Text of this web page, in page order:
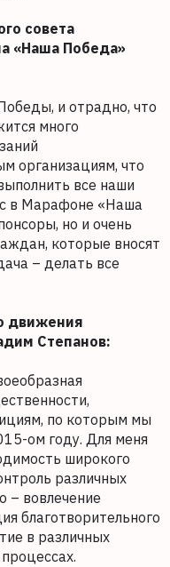
совета
«Наша Победа»
и отрадно, что
много
организациям, что
все наши
в Марафоне «Наша
но и очень
которые вносят
– делать все
движения
Степанов:
по которым мы
ом году. Для меня
широкого
различных
– вовлечение
благотворительного
в различных